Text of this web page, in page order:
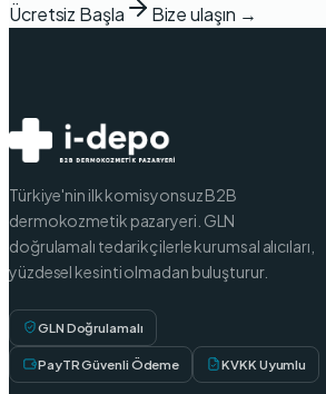
Ücretsiz Başla Bize ulaşın →
Türkiye'nin ilk komisyonsuz B2B
dermokozmetik pazaryeri. GLN
doğrulamalı tedarikçilerle kurumsal alıcıları,
yüzdesel kesinti olmadan buluşturur.
GLN Doğrulamalı
PayTR Güvenli Ödeme KVKK Uyumlu